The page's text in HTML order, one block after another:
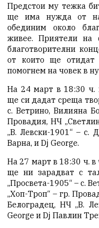
Предстои му тежка
ще има нужда от
обединим около
живее. Приятели на
благотворителни
от които ще отидат
помогнем на човек в
На 24 март в 18:30 ч.
ще си дадат среща
с. Ветрино, Вилияна
Провадия, НЧ
„В. Левски-1901“ – с.
Варна, и Dj George.
На 27 март в 18:30 ч.
ще ни зарадват с
„Просвета-1905“ – с.
„Хоп-Троп“ – гр.
Белоградец, НЧ „В.
George и Dj Павлин